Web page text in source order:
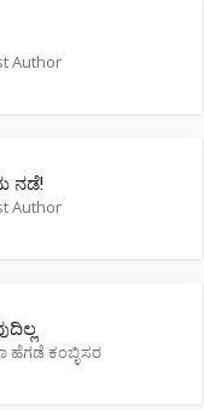
Author
ನಡೆ!
Author
ಹೆಗಡೆ ಕಂಬ್ಳಿಸರ